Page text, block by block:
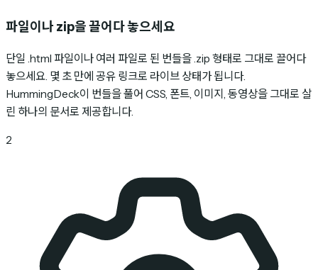
파일이나 zip을 끌어다 놓으세요
단일 .html 파일이나 여러 파일로 된 번들을 .zip 형태로 그대로 끌어다
놓으세요. 몇 초 만에 공유 링크로 라이브 상태가 됩니다.
HummingDeck이 번들을 풀어 CSS, 폰트, 이미지, 동영상을 그대로 살
린 하나의 문서로 제공합니다.
2